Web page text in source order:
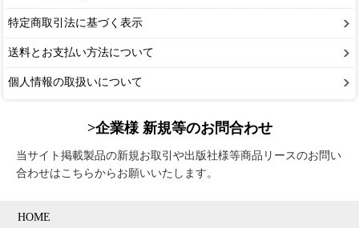
特定商取引法に基づく表示
送料とお支払い方法について
個人情報の取扱いについて
>企業様 新規等のお問合わせ
当サイト掲載製品の新規お取引や出版社様等商品リースのお問い
合わせはこちらからお願いいたします。
HOME